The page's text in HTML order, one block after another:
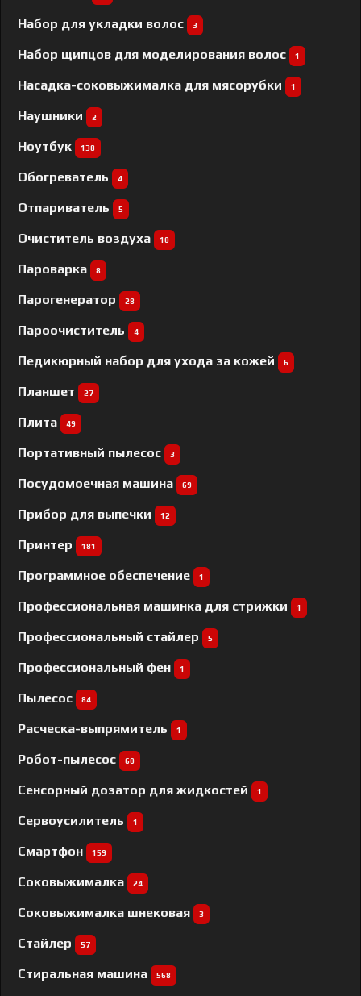
Набор для укладки волос
3
Набор щипцов для моделирования волос 1
Насадка-соковыжималка для мясорубки 1
Наушники 2
Ноутбук 138
Обогреватель 4
Отпариватель 5
Очиститель воздуха 10
Пароварка 8
Парогенератор 28
Пароочиститель 4
Педикюрный набор для ухода за кожей 6
Планшет 27
Плита 49
Портативный пылесос 3
Посудомоечная машина 69
Прибор для выпечки 12
Принтер 181
Программное обеспечение 1
Профессиональная машинка для стрижки 1
Профессиональный cтайлер 5
Профессиональный фен 1
Пылесос 84
Расческа-выпрямитель 1
Робот-пылесос 60
Сенсорный дозатор для жидкостей 1
Сервоусилитель 1
Смартфон 159
Соковыжималка 24
Соковыжималка шнековая 3
Стайлер 57
Стиральная машина 568